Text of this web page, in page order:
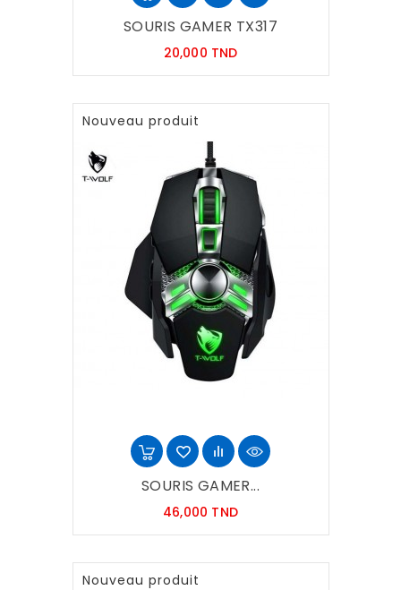
SOURIS GAMER TX317
20,000 TNDPrix
Nouveau produit
SOURIS GAMER...
46,000 TNDPrix
Nouveau produit